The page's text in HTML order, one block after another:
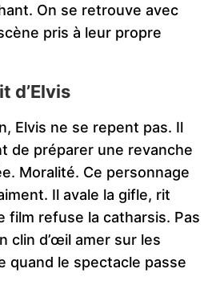
On se retrouve avec
pris à leur propre
d’Elvis
Elvis ne se repent pas. Il
de préparer une revanche
Moralité. Ce personnage
Il avale la gifle, rit
film refuse la catharsis. Pas
clin d’œil amer sur les
quand le spectacle passe